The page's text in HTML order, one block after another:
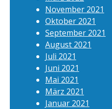
November 2021
Oktober 2021
September 2021
August 2021
Juli 2021
Juni 2021
Mai 2021
März 2021
Januar 2021